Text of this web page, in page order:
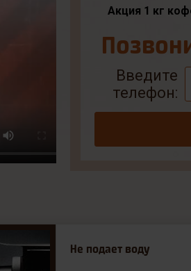
Акция 1 кг
Введите
телефон:
Не подает воду